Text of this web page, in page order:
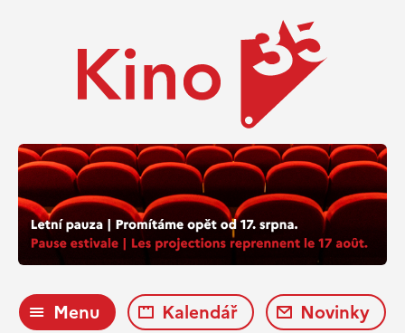
Menu Kalendář Novinky